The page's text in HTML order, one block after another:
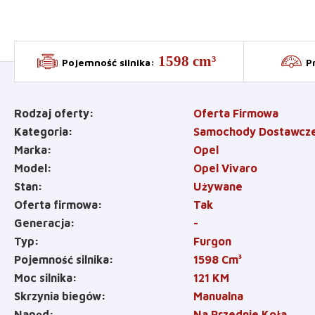
Pojemność silnika: 1598 cm³
Rodzaj oferty
Oferta Firmowa
Kategoria
Samochody
Marka
Opel
Model
Opel Vivaro
Stan
Używane
Oferta firmowa
Tak
Generacja
-
Typ
Furgon
Pojemność silnika
1598 Cm³
Moc silnika
121 KM
Skrzynia biegów
Manualna